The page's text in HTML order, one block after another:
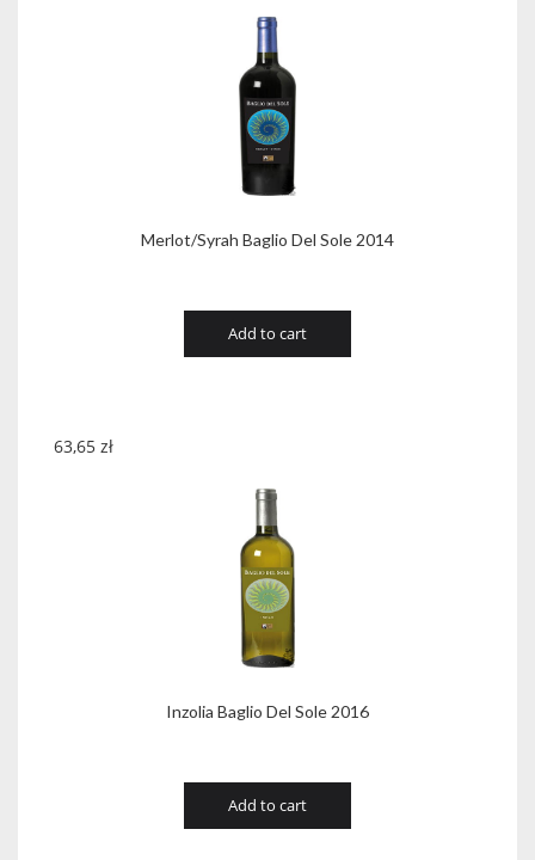
Merlot/Syrah Baglio Del Sole 2014
Add to cart
Inzolia Baglio Del Sole 2016
63,65 zł
Add to cart